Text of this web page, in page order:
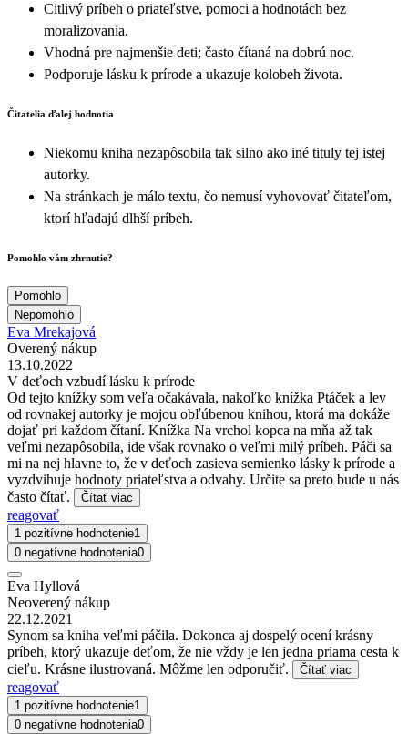
Citlivý príbeh o priateľstve, pomoci a hodnotách bez
moralizovania.
Vhodná pre najmenšie deti; často čítaná na dobrú noc.
Podporuje lásku k prírode a ukazuje kolobeh života.
Čitatelia ďalej hodnotia
Niekomu kniha nezapôsobila tak silno ako iné tituly tej istej
autorky.
Na stránkach je málo textu, čo nemusí vyhovovať čitateľom,
ktorí hľadajú dlhší príbeh.
Pomohlo vám zhrnutie?
Pomohlo
Nepomohlo
Eva Mrekajová
Overený nákup
13.10.2022
V deťoch vzbudí lásku k prírode
Od tejto knížky som veľa očakávala, nakoľko knížka Ptáček a lev
od rovnakej autorky je mojou obľúbenou knihou, ktorá ma dokáže
dojať pri každom čítaní. Knížka Na vrchol kopca na mňa až tak
veľmi nezapôsobila, ide však rovnako o veľmi milý príbeh. Páči sa
mi na nej hlavne to, že v deťoch zasieva semienko lásky k prírode a
vyzdvihuje hodnoty priateľstva a odvahy. Určite sa preto bude u nás
často čítať.
Čítať viac
reagovať
1 pozitívne hodnotenie1
0 negatívne hodnotenia0
Eva Hyllová
Neoverený nákup
22.12.2021
Synom sa kniha veľmi páčila. Dokonca aj dospelý ocení krásny
príbeh, ktorý ukazuje deťom, že nie vždy je len jedna priama cesta k
cieľu. Krásne ilustrovaná. Môžme len odporučiť.
Čítať viac
reagovať
1 pozitívne hodnotenie1
0 negatívne hodnotenia0